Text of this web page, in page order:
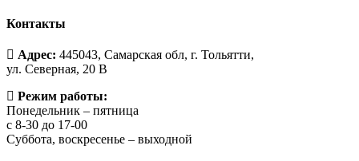
Контакты
Адрес: 445043, Самарская обл, г. Тольятти,
ул. Северная, 20 В
Режим работы:
Понедельник – пятница
с 8-30 до 17-00
Суббота, воскресенье – выходной